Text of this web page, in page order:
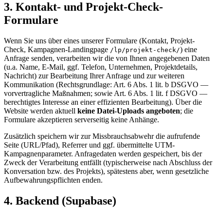
3. Kontakt- und Projekt-Check-
Formulare
Wenn Sie uns über eines unserer Formulare (Kontakt, Projekt-
Check, Kampagnen-Landingpage /lp/projekt-check/) eine
Anfrage senden, verarbeiten wir die von Ihnen angegebenen Daten
(u.a. Name, E-Mail, ggf. Telefon, Unternehmen, Projektdetails,
Nachricht) zur Bearbeitung Ihrer Anfrage und zur weiteren
Kommunikation (Rechtsgrundlage: Art. 6 Abs. 1 lit. b DSGVO —
vorvertragliche Maßnahmen; sowie Art. 6 Abs. 1 lit. f DSGVO —
berechtigtes Interesse an einer effizienten Bearbeitung). Über die
Website werden aktuell keine Datei-Uploads angeboten; die
Formulare akzeptieren serverseitig keine Anhänge.
Zusätzlich speichern wir zur Missbrauchsabwehr die aufrufende
Seite (URL/Pfad), Referrer und ggf. übermittelte UTM-
Kampagnenparameter. Anfragedaten werden gespeichert, bis der
Zweck der Verarbeitung entfällt (typischerweise nach Abschluss der
Konversation bzw. des Projekts), spätestens aber, wenn gesetzliche
Aufbewahrungspflichten enden.
4. Backend (Supabase)